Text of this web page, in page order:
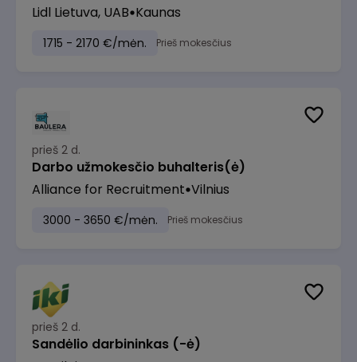
Lidl Lietuva, UAB Kaunas
1715 - 2170 €/mėn. Prieš mokesčius
prieš 2 d.
Darbo užmokesčio buhalteris(ė)
Alliance for Recruitment Vilnius
3000 - 3650 €/mėn. Prieš mokesčius
prieš 2 d.
Sandėlio darbininkas (-ė)